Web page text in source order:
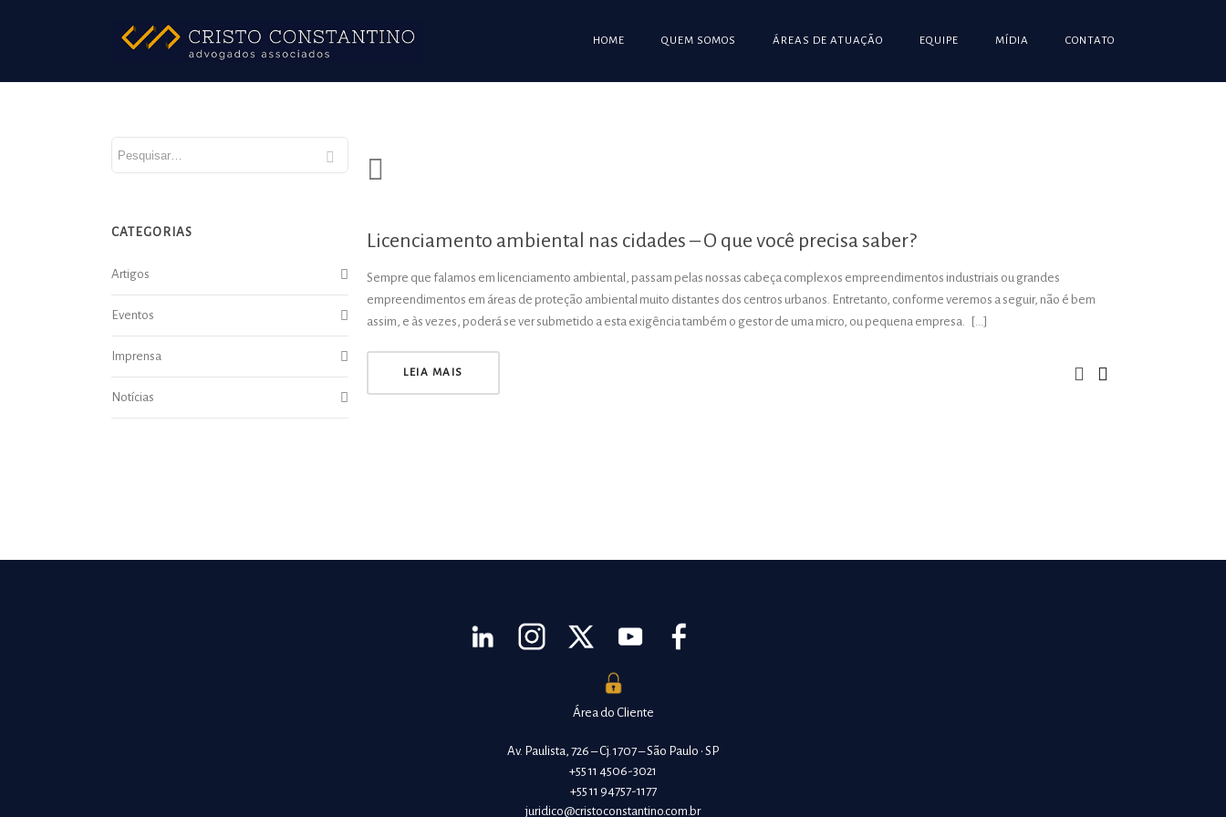
HOME QUEM SOMOS ÁREAS DE ATUAÇÃO EQUIPE MÍDIA CONTATO
CATEGORIAS
Artigos
Eventos
Imprensa
Notícias
Licenciamento ambiental nas cidades – O que você precisa saber?
Sempre que falamos em licenciamento ambiental, passam pelas nossas cabeça complexos empreendimentos industriais ou grandes
empreendimentos em áreas de proteção ambiental muito distantes dos centros urbanos. Entretanto, conforme veremos a seguir, não é bem
assim, e às vezes, poderá se ver submetido a esta exigência também o gestor de uma micro, ou pequena empresa. […]
LEIA MAIS
Área do Cliente
Av. Paulista, 726 – Cj. 1707 – São Paulo • SP
+55 11 4506-3021
+55 11 94757-1177
juridico@cristoconstantino.com.br